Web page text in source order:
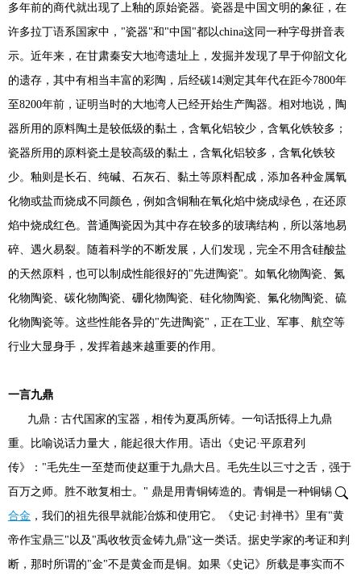
多年前的商代就出现了上釉的原始瓷器。瓷器是中国文明的象征，在
许多拉丁语系国家中，"瓷器"和"中国"都以china这同一种字母拼音表
示。近年来，在甘肃秦安大地湾遗址上，发掘并发现了早于仰韶文化
的遗存，其中有相当丰富的彩陶，后经碳14测定其年代在距今7800年
至8200年前，证明当时的大地湾人已经开始生产陶器。相对地说，陶
器所用的原料陶土是较低级的黏土，含氧化铝较少，含氧化铁较多；
瓷器所用的原料瓷土是较高级的黏土，含氧化铝较多，含氧化铁较
少。釉则是长石、纯碱、石灰石、黏土等原料配成，添加各种金属氧
化物或盐而烧成不同颜色，例如含铜釉在氧化焰中烧成绿色，在还原
焰中烧成红色。普通陶瓷因为其中存在较多的玻璃结构，所以落地易
碎、遇火易裂。随着科学的不断发展，人们发现，完全不用含硅酸盐
的天然原料，也可以制成性能很好的"先进陶瓷"。如氧化物陶瓷、氮
化物陶瓷、碳化物陶瓷、硼化物陶瓷、硅化物陶瓷、氟化物陶瓷、硫
化物陶瓷等。这些性能各异的"先进陶瓷"，正在工业、军事、航空等
行业大显身手，发挥着越来越重要的作用。
一言九鼎
九鼎：古代国家的宝器，相传为夏禹所铸。一句话抵得上九鼎
重。比喻说话力量大，能起很大作用。语出《史记·平原君列
传》："毛先生一至楚而使赵重于九鼎大吕。毛先生以三寸之舌，强于
百万之师。胜不敢复相士。" 鼎是用青铜铸造的。青铜是一种铜锡
合金 ，我们的祖先很早就能冶炼和使用它。《史记·封禅书》里有"黄
帝作宝鼎三"以及"禹收牧贡金铸九鼎"这一类话。据史学家的考证和判
断，那时所谓的"金"不是黄金而是铜。如果《史记》所载是事实而不